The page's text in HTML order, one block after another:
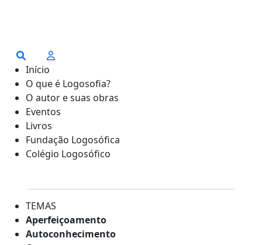
Início
O que é Logosofia?
O autor e suas obras
Eventos
Livros
Fundação Logosófica
Colégio Logosófico
TEMAS
Aperfeiçoamento
Autoconhecimento